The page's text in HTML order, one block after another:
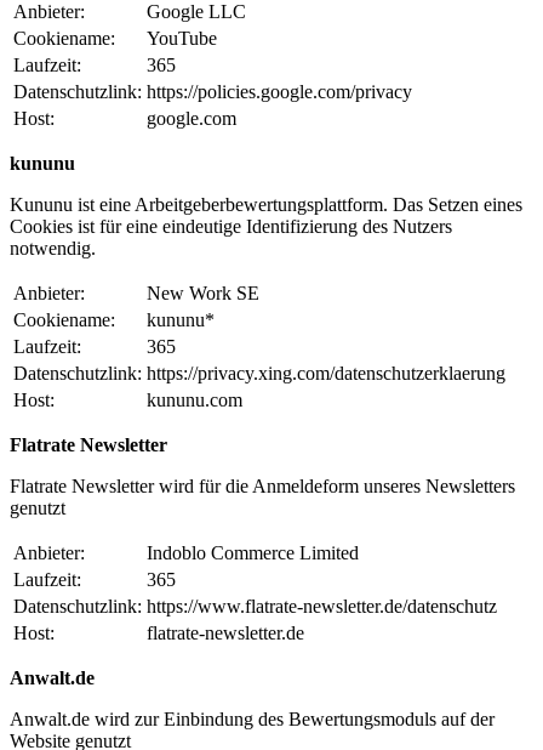
Anbieter:
Google LLC
Cookiename:
YouTube
Laufzeit:
365
Datenschutzlink: https://policies.google.com/privacy
Host:
google.com
kununu
Kununu ist eine Arbeitgeberbewertungsplattform. Das Setzen eines
Cookies ist für eine eindeutige Identifizierung des Nutzers
notwendig.
Anbieter:
New Work SE
Cookiename:
kununu*
Laufzeit:
365
Datenschutzlink: https://privacy.xing.com/datenschutzerklaerung
Host:
kununu.com
Flatrate Newsletter
Flatrate Newsletter wird für die Anmeldeform unseres Newsletters
genutzt
Anbieter:
Indoblo Commerce Limited
Laufzeit:
365
Datenschutzlink: https://www.flatrate-newsletter.de/datenschutz
Host:
flatrate-newsletter.de
Anwalt.de
Anwalt.de wird zur Einbindung des Bewertungsmoduls auf der
Website genutzt